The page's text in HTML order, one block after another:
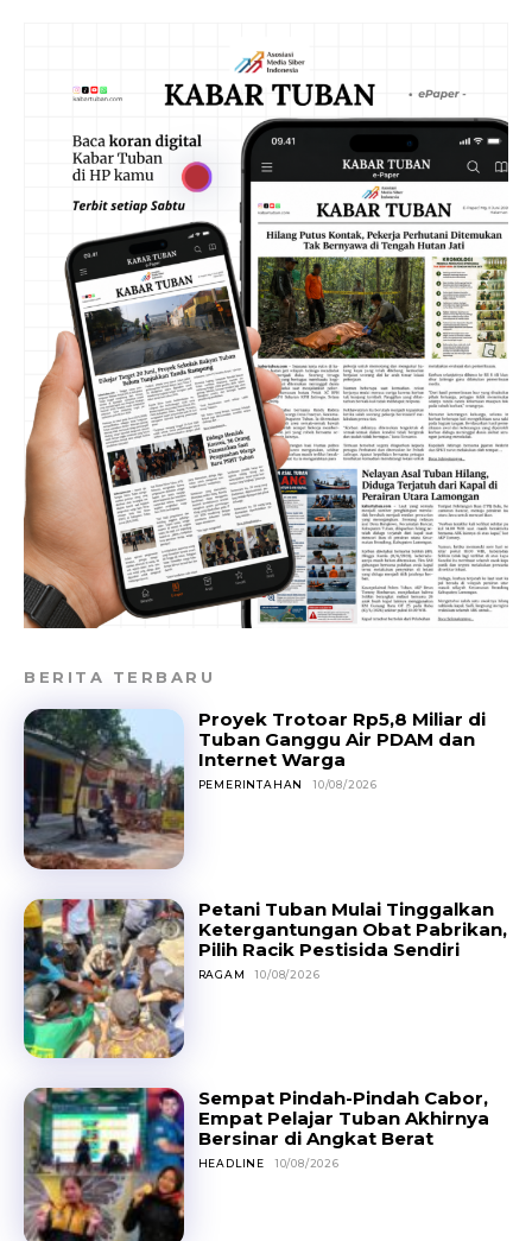
BERITA TERBARU
Proyek Trotoar Rp5,8 Miliar di
Tuban Ganggu Air PDAM dan
Internet Warga
PEMERINTAHAN 10/08/2026
Petani Tuban Mulai Tinggalkan
Ketergantungan Obat Pabrikan,
Pilih Racik Pestisida Sendiri
RAGAM 10/08/2026
Sempat Pindah-Pindah Cabor,
Empat Pelajar Tuban Akhirnya
Bersinar di Angkat Berat
HEADLINE 10/08/2026